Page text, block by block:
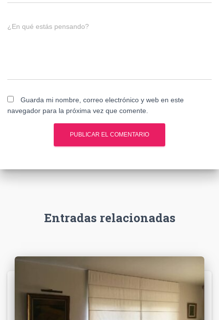
¿En qué estás pensando?
Guarda mi nombre, correo electrónico y web en este
navegador para la próxima vez que comente.
Entradas relacionadas